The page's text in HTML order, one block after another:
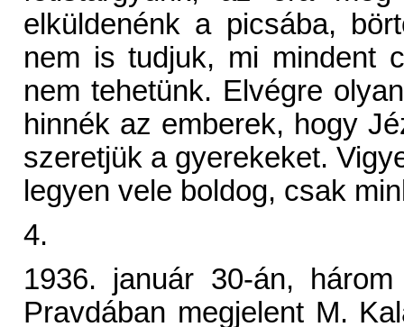
elküldenénk a picsába,
nem is tudjuk, mi mindent
nem tehetünk. Elvégre
hinnék az emberek, hogy
szeretjük a gyerekeket.
legyen vele boldog, csak
4.
1936. január 30-án,
Pravdában megjelent M.